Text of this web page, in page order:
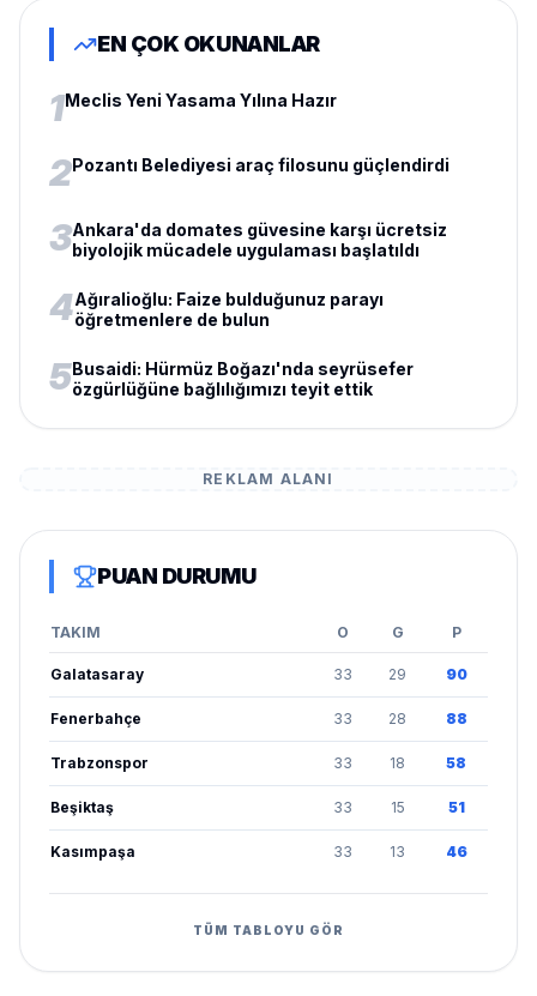
EN ÇOK OKUNANLAR
1Meclis Yeni Yasama Yılına Hazır
2Pozantı Belediyesi araç filosunu güçlendirdi
3Ankara'da domates güvesine karşı ücretsiz
biyolojik mücadele uygulaması başlatıldı
4Ağıralioğlu: Faize bulduğunuz parayı
öğretmenlere de bulun
5Busaidi: Hürmüz Boğazı'nda seyrüsefer
özgürlüğüne bağlılığımızı teyit ettik
REKLAM ALANI
PUAN DURUMU
TAKIM O G P
Galatasaray 33 29 90
Fenerbahçe 33 28 88
Trabzonspor 33 18 58
Beşiktaş 33 15 51
Kasımpaşa 33 13 46
TÜM TABLOYU GÖR